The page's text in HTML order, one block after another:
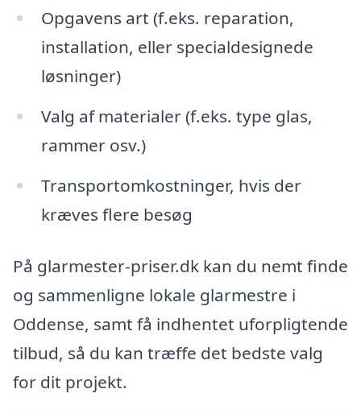
Opgavens art (f.eks. reparation,
installation, eller specialdesignede
løsninger)
Valg af materialer (f.eks. type glas,
rammer osv.)
Transportomkostninger, hvis der
kræves flere besøg
På glarmester-priser.dk kan du nemt finde
og sammenligne lokale glarmestre i
Oddense, samt få indhentet uforpligtende
tilbud, så du kan træffe det bedste valg
for dit projekt.